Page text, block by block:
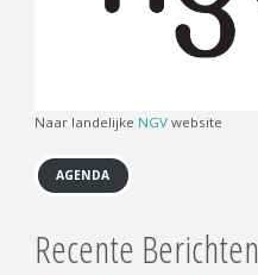
Naar landelijke NGV website
AGENDA
Recente Berichten